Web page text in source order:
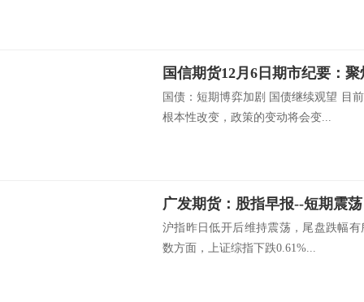
国信期货12月6日期市纪要：
国债：短期博弈加剧 国债继续观望 目
根本性改变，政策的变动将会变...
广发期货：股指早报--短期震
沪指昨日低开后维持震荡，尾盘跌幅
数方面，上证综指下跌0.61%...